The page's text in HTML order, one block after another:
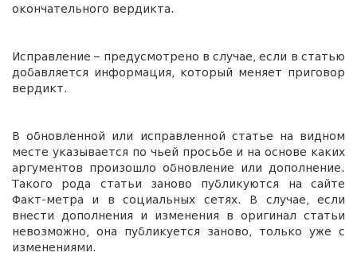
окончательного вердикта.
Исправление – предусмотрено в случае, если в статью
добавляется информация, который меняет приговор
вердикт.
В обновленной или исправленной статье на видном
месте указывается по чьей просьбе и на основе каких
аргументов произошло обновление или дополнение.
Такого рода статьи заново публикуются на сайте
Факт-метра и в социальных сетях. В случае, если
внести дополнения и изменения в оригинал статьи
невозможно, она публикуется заново, только уже с
изменениями.